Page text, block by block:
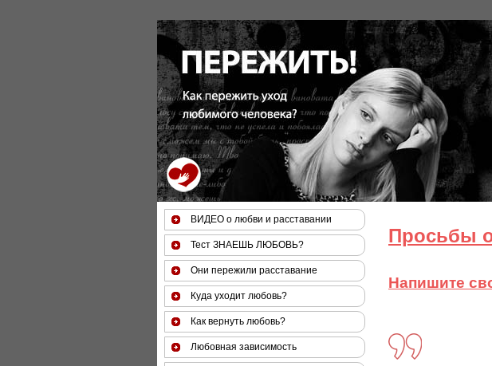
За 50 минут Вы можете оценить тяжесть
Просьбы
Напишите
ВИДЕО о любви и расставании
Тест ЗНАЕШЬ ЛЮБОВЬ?
Они пережили расставание
Куда уходит любовь?
Как вернуть любовь?
Любовная зависимость